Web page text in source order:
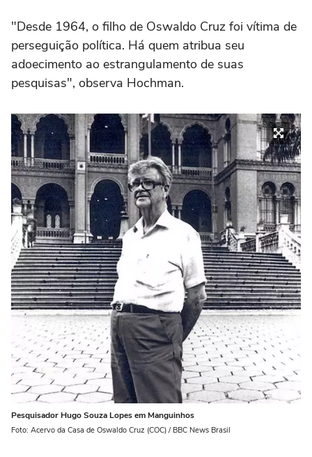
"Desde 1964, o filho de Oswaldo Cruz foi vítima de
perseguição política. Há quem atribua seu
adoecimento ao estrangulamento de suas
pesquisas", observa Hochman.
Pesquisador Hugo Souza Lopes em Manguinhos
Foto: Acervo da Casa de Oswaldo Cruz (COC) / BBC News Brasil